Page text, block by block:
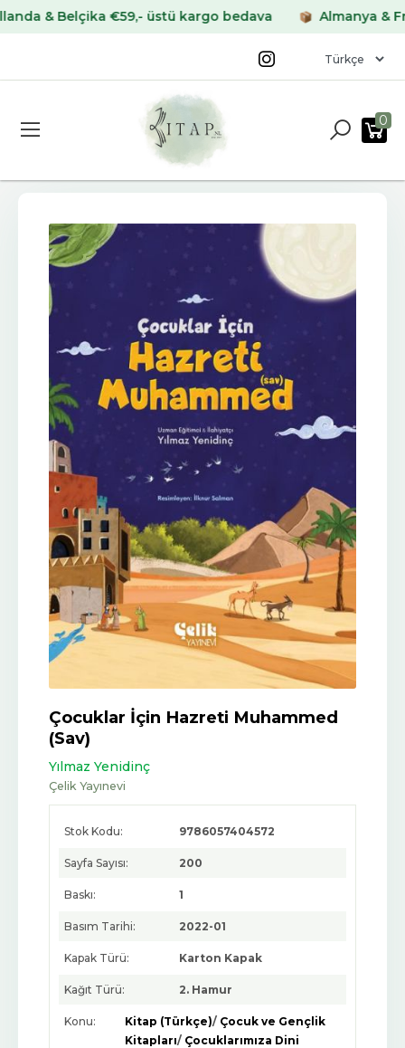
Belçika €59,- üstü kargo bedava Almanya &
0
Çocuklar İçin Hazreti Muhammed
(Sav)
Yılmaz Yenidinç
Çelik Yayınevi
Stok Kodu: 9786057404572
Sayfa Sayısı: 200
Baskı: 1
Basım Tarihi: 2022-01
Kapak Türü: Karton Kapak
Kağıt Türü: 2. Hamur
Konu: Kitap (Türkçe)/ Çocuk ve Gençlik
Kitapları/ Çocuklarımıza Dini